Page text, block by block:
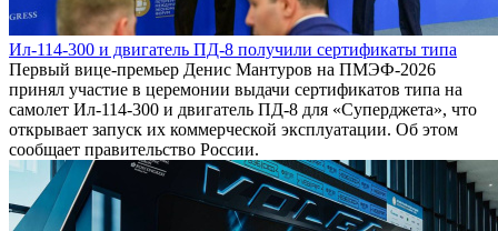
Ил-114-300 и двигатель ПД-8 получили сертификаты типа
Первый вице-премьер Денис Мантуров на ПМЭФ-2026
принял участие в церемонии выдачи сертификатов типа на
самолет Ил-114-300 и двигатель ПД-8 для «Суперджета», что
открывает запуск их коммерческой эксплуатации. Об этом
сообщает правительство России.